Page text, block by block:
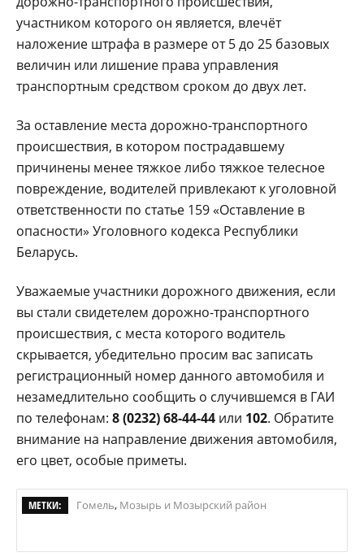
участником которого он является, влечёт
наложение штрафа в размере от 5 до 25 базовых
величин или лишение права управления
транспортным средством сроком до двух лет.
За оставление места дорожно-транспортного
происшествия, в котором пострадавшему
причинены менее тяжкое либо тяжкое телесное
повреждение, водителей привлекают к уголовной
ответственности по статье 159 «Оставление в
опасности» Уголовного кодекса Республики
Беларусь.
Уважаемые участники дорожного движения, если
вы стали свидетелем дорожно-транспортного
происшествия, с места которого водитель
скрывается, убедительно просим вас записать
регистрационный номер данного автомобиля и
незамедлительно сообщить о случившемся в ГАИ
по телефонам: 8 (0232)68-44-44 или 102. Обратите
внимание на направление движения автомобиля,
его цвет, особые приметы.
МЕТКИ: Гомель, Мозырь и Мозырский район